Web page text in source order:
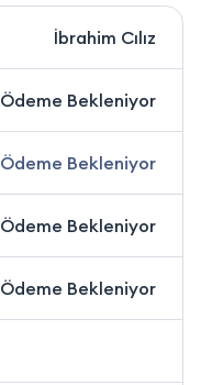
İbrahim Cılız
Ödeme Bekleniyor
Ödeme Bekleniyor
Ödeme Bekleniyor
Ödeme Bekleniyor